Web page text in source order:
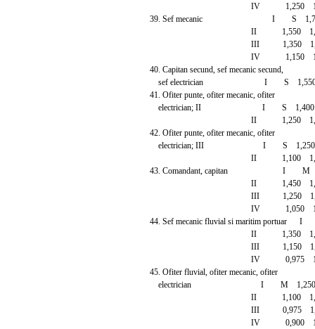
IV 1,250
39. Sef mecanic I S 1,750
II 1,550
III 1,350
IV 1,150
40. Capitan secund, sef mecanic secund,
sef electrician I S 1,550
41. Ofiter punte, ofiter mecanic, ofiter
electrician; II I S 1,400
II 1,250
42. Ofiter punte, ofiter mecanic, ofiter
electrician; III I S 1,250
II 1,100
43. Comandant, capitan I M
II 1,450
III 1,250
IV 1,050
44. Sef mecanic fluvial si maritim
II 1,350
III 1,150
IV 0,975
45. Ofiter fluvial, ofiter mecanic, ofiter
electrician I M 1,250
II 1,100
III 0,975
IV 0,900